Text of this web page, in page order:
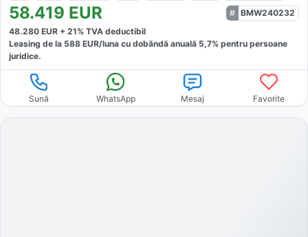
58.419 EUR
BMW240232
48.280 EUR + 21% TVA deductibil
Leasing de la 588 EUR/luna cu dobăndă anuală 5,7% pentru persoane
juridice.
Sună WhatsApp Mesaj Favorite